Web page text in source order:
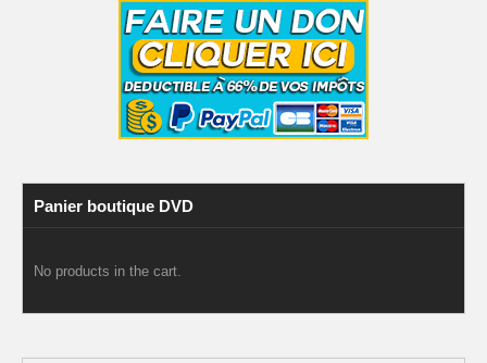
Panier boutique DVD
No products in the cart.